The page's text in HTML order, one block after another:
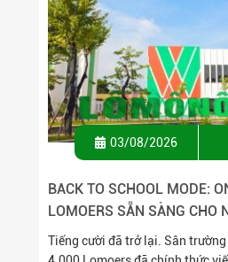
03/08/2026
BACK TO SCHOOL MODE:
LOMOERS SẴN SÀNG CHO
2027
Tiếng cười đã trở lại. Sân